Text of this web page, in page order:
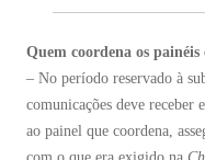
Quem coordena os painéis
– No período reservado à
comunicações deve receber
ao painel que coordena,